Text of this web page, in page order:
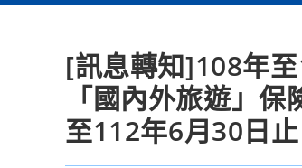
[訊息轉知]108年
「國內外旅遊」
至112年6月30日止